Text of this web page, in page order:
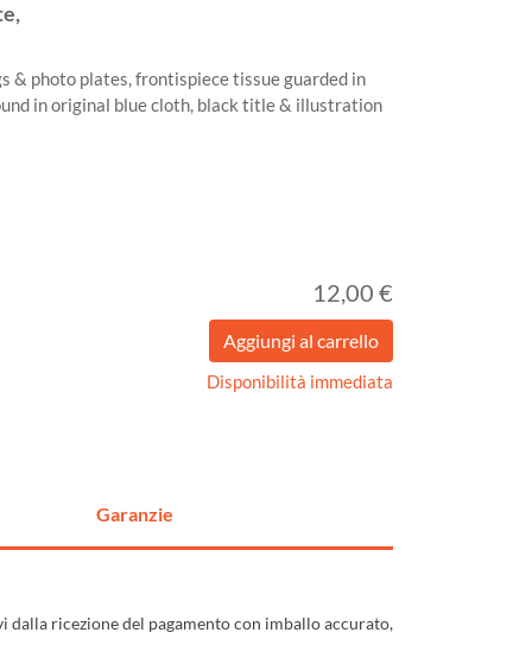
& photo plates, frontispiece tissue guarded in
in original blue cloth, black title & illustration
12,00 €
Disponibilità immediata
Garanzie
ricezione del pagamento con imballo accurato,